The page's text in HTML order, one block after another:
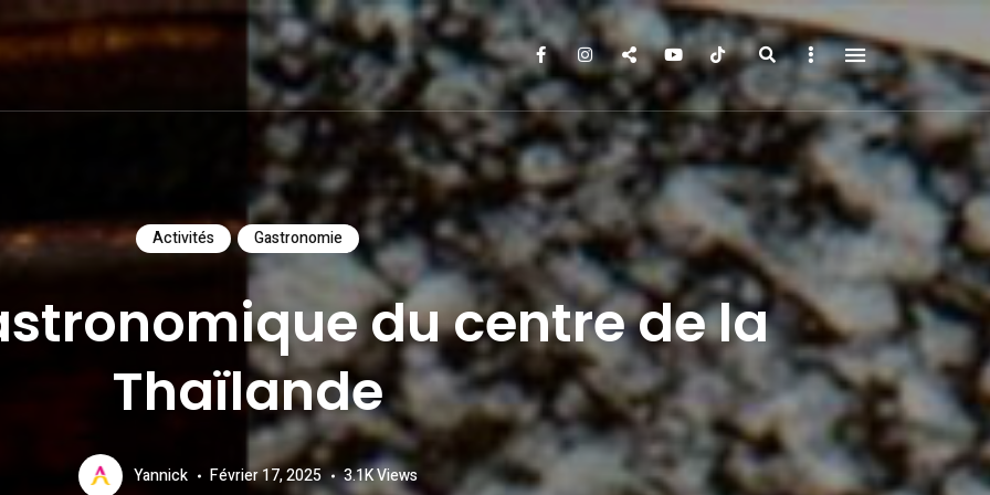
SearchSidebar
Activités Gastronomie
du centre de la
Thaïlande
Yannick Février 17, 2025 3.1KViews